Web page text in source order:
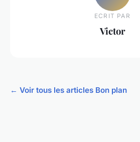
ECRIT PAR
Victor
← Voir tous les articles Bon plan